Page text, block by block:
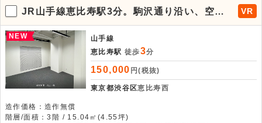
JR山手線恵比寿駅3分。駒沢通り沿い、空中
階のサービス店舗向け、改築済の事務所仕様
物件。
VR
NEW
山手線
恵比寿駅 徒歩3分
150,000 円(税抜)
東京都渋谷区恵比寿西
造作価格：造作無償
階層/面積：3階 / 15.04㎡(4.55坪)